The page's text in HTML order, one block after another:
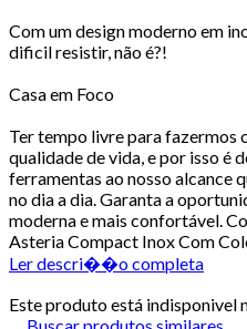
Com um design moderno em
dificil resistir, não é?!
Casa em Foco
Ter tempo livre para fazermos
qualidade de vida, e por isso é
ferramentas ao nosso alcance
no dia a dia. Garanta a
moderna e mais confortável.
Asteria Compact Inox Com
Ler descri��o completa
Este produto está indisponivel